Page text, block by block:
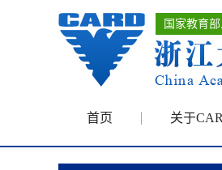
国家教育
首页 关于